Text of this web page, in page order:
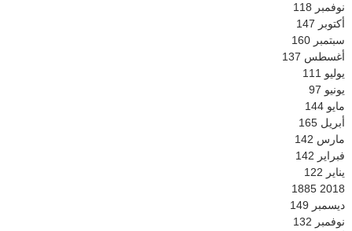
نوفمبر 118
أكتوبر 147
سبتمبر 160
أغسطس 137
يوليو 111
يونيو 97
مايو 144
أبريل 165
مارس 142
فبراير 142
يناير 122
2018
1885
ديسمبر 149
نوفمبر 132